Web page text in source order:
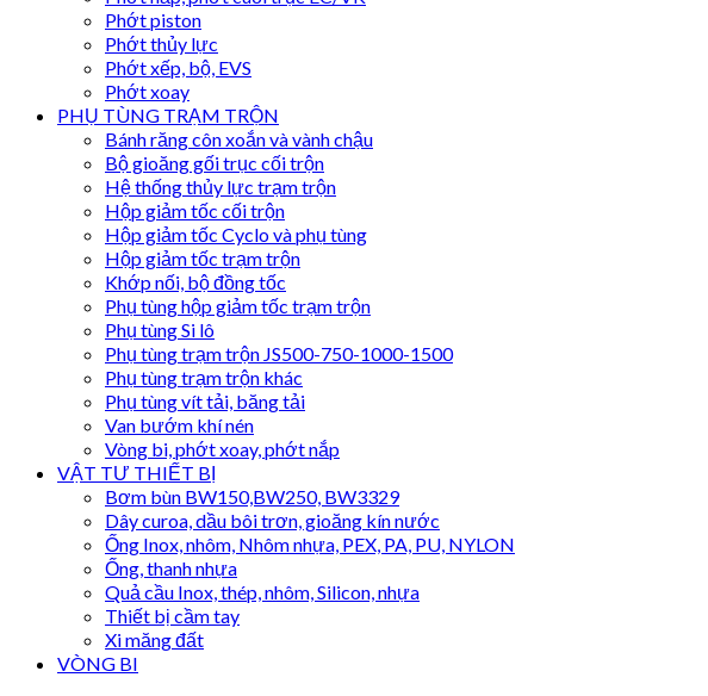
Phớt piston
Phớt thủy lực
Phớt xếp, bộ, EVS
Phớt xoay
PHỤ TÙNG TRẠM TRỘN
Bánh răng côn xoắn và vành chậu
Bộ gioăng gối trục cối trộn
Hệ thống thủy lực trạm trộn
Hộp giảm tốc cối trộn
Hộp giảm tốc Cyclo và phụ tùng
Hộp giảm tốc trạm trộn
Khớp nối, bộ đồng tốc
Phụ tùng hộp giảm tốc trạm trộn
Phụ tùng Si lô
Phụ tùng trạm trộn JS500-750-1000-1500
Phụ tùng trạm trộn khác
Phụ tùng vít tải, băng tải
Van bướm khí nén
Vòng bi, phớt xoay, phớt nắp
VẬT TƯ THIẾT BỊ
Bơm bùn BW150,BW250, BW3329
Dây curoa, dầu bôi trơn, gioăng kín nước
Ống Inox, nhôm, Nhôm nhựa, PEX, PA, PU, NYLON
Ống, thanh nhựa
Quả cầu Inox, thép, nhôm, Silicon, nhựa
Thiết bị cầm tay
Xi măng đất
VÒNG BI